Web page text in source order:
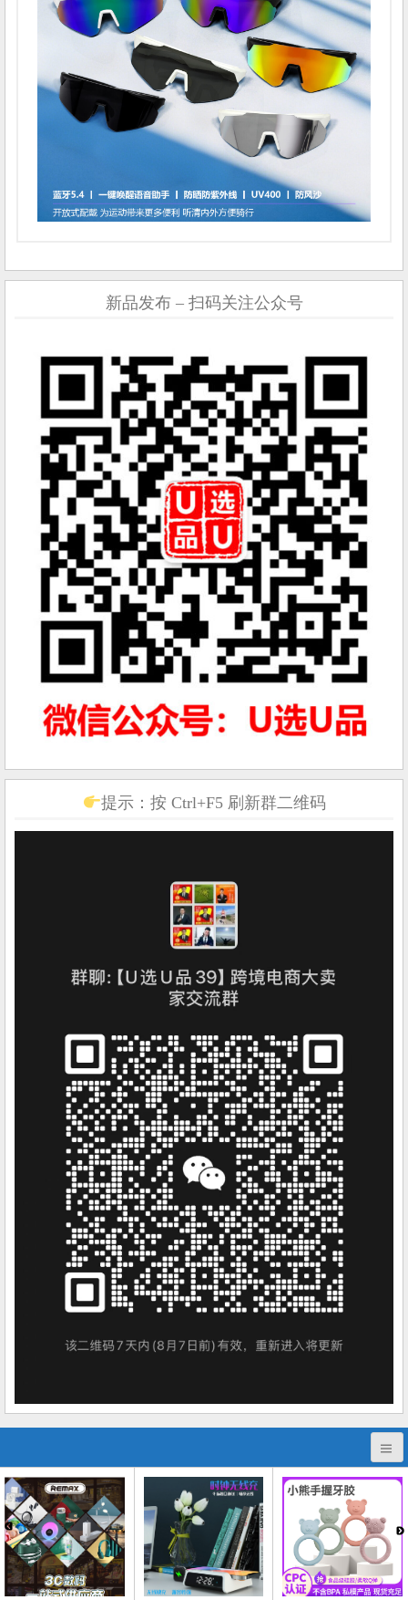
新品发布 – 扫码关注公众号
提示：按 Ctrl+F5 刷新群二维码